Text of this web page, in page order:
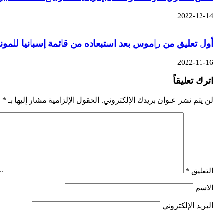
2022-12-14
أول تعليق من راموس بعد استبعاده من قائمة إسبانيا
2022-11-16
اترك تعليقاً
لن يتم نشر عنوان بريدك الإلكتروني. الحقول الإلزامية مشار إليها بـ *
التعليق *
الاسم
البريد الإلكتروني